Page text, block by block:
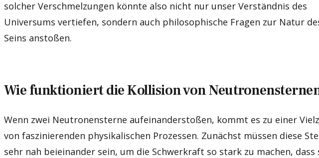
solcher Verschmelzungen könnte also nicht nur unser Verständnis des
Universums vertiefen, sondern auch philosophische Fragen zur Natur
Seins anstoßen.
Wie funktioniert die Kollision von
Wenn zwei Neutronensterne aufeinanderstoßen, kommt es zu einer
von faszinierenden physikalischen Prozessen. Zunächst müssen diese
sehr nah beieinander sein, um die Schwerkraft so stark zu machen, dass